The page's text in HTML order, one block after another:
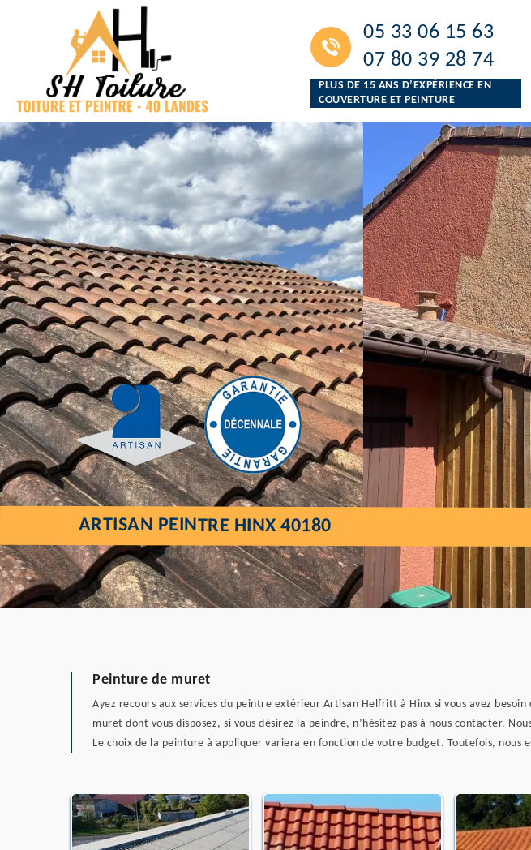
05 33 06 15 63
07 80 39 28 74
PLUS DE 15 ANS D’EXPÉRIENCE EN
COUVERTURE ET PEINTURE
ARTISAN PEINTRE HINX 40180
Peinture de muret
Ayez recours aux services du peintre extérieur Artisan Helfritt à Hinx si vous avez
muret dont vous disposez, si vous désirez la peindre, n’hésitez pas à nous contacter.
Le choix de la peinture à appliquer variera en fonction de votre budget. Toutefois, nous